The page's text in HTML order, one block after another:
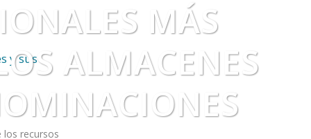
MÁS
ALMACENES
y sus
los recursos